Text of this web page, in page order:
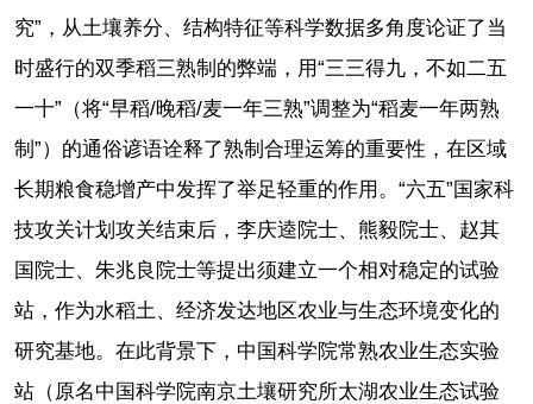
究”，从土壤养分、结构特征等科学数据多角度论证了当
时盛行的双季稻三熟制的弊端，用“三三得九，不如二五
一十”（将“早稻/晚稻/麦一年三熟”调整为“稻麦一年两熟
制”）的通俗谚语诠释了熟制合理运筹的重要性，在区域
长期粮食稳增产中发挥了举足轻重的作用。“六五”国家科
技攻关计划攻关结束后，李庆逵院士、熊毅院士、赵其
国院士、朱兆良院士等提出须建立一个相对稳定的试验
站，作为水稻土、经济发达地区农业与生态环境变化的
研究基地。在此背景下，中国科学院常熟农业生态实验
站（原名中国科学院南京土壤研究所太湖农业生态试验